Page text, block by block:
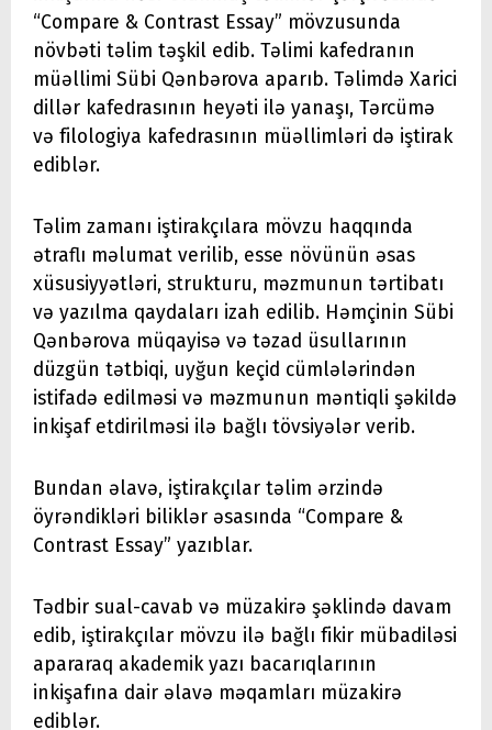
“Compare & Contrast Essay” mövzusunda
növbəti təlim təşkil edib. Təlimi kafedranın
müəllimi Sübi Qənbərova aparıb. Təlimdə Xarici
dillər kafedrasının heyəti ilə yanaşı, Tərcümə
və filologiya kafedrasının müəllimləri də iştirak
ediblər.
Təlim zamanı iştirakçılara mövzu haqqında
ətraflı məlumat verilib, esse növünün əsas
xüsusiyyətləri, strukturu, məzmunun tərtibatı
və yazılma qaydaları izah edilib. Həmçinin Sübi
Qənbərova müqayisə və təzad üsullarının
düzgün tətbiqi, uyğun keçid cümlələrindən
istifadə edilməsi və məzmunun məntiqli şəkildə
inkişaf etdirilməsi ilə bağlı tövsiyələr verib.
Bundan əlavə, iştirakçılar təlim ərzində
öyrəndikləri biliklər əsasında “Compare &
Contrast Essay” yazıblar.
Tədbir sual-cavab və müzakirə şəklində davam
edib, iştirakçılar mövzu ilə bağlı fikir mübadiləsi
apararaq akademik yazı bacarıqlarının
inkişafına dair əlavə məqamları müzakirə
ediblər.